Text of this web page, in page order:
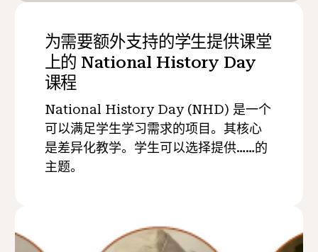
为需要额外支持的学生提供课堂
上的 National History Day
课程
National History Day (NHD) 是一个
可以满足学生学习需求的项目。其核心
是差异化教学。学生可以选择提供……的
主题。